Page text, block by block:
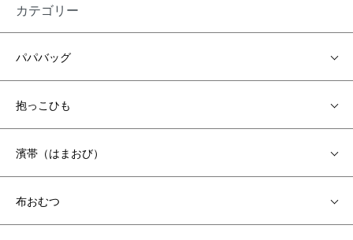
カテゴリー
パパバッグ
抱っこひも
濱帯（はまおび）
布おむつ